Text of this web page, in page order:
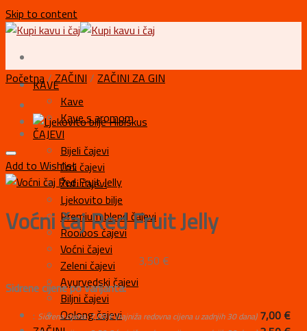
Skip to content
KAVE
Kave
Kave s aromom
ČAJEVI
Bijeli čajevi
Crni čajevi
Žuti čajevi
Ljekovito bilje
Premium blend čajevi
Rooibos čajevi
Voćni čajevi
Zeleni čajevi
Ayurvedski čajevi
Biljni čajevi
Oolong čajevi
Početna/ZAČINI / ZAČINI ZA GIN
Add to Wishlist
Voćni čaj Red Fruit Jelly
3,50 €
Sidrene cijene po varijanta:
: Sidrena cijena:7,00€(najniža redovna cijena u zadnjih 30 dana) 7,00€